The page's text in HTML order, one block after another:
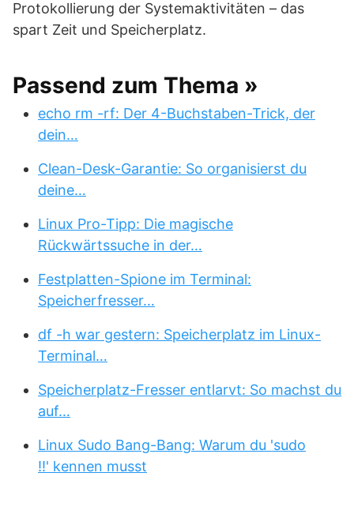
Protokollierung der Systemaktivitäten – das
spart Zeit und Speicherplatz.
Passend zum Thema »
echo rm -rf: Der 4-Buchstaben-Trick, der
dein…
Clean-Desk-Garantie: So organisierst du
deine…
Linux Pro-Tipp: Die magische
Rückwärtssuche in der…
Festplatten-Spione im Terminal:
Speicherfresser…
df -h war gestern: Speicherplatz im Linux-
Terminal…
Speicherplatz-Fresser entlarvt: So machst du
auf…
Linux Sudo Bang-Bang: Warum du 'sudo
!!' kennen musst